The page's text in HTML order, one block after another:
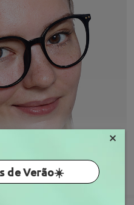
×
de Verão☀️